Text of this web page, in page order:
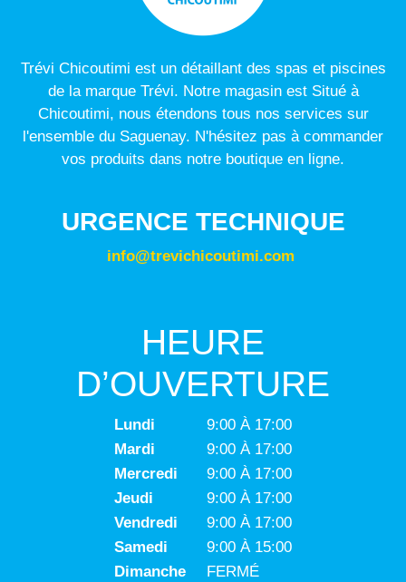
Trévi Chicoutimi est un détaillant des spas et piscines
de la marque Trévi. Notre magasin est Situé à
Chicoutimi, nous étendons tous nos services sur
l'ensemble du Saguenay. N'hésitez pas à commander
vos produits dans notre boutique en ligne.
URGENCE TECHNIQUE
info@trevichicoutimi.com
HEURE
D’OUVERTURE
Lundi
9:00 À 17:00
Mardi
9:00 À 17:00
Mercredi
9:00 À 17:00
Jeudi
9:00 À 17:00
Vendredi
9:00 À 17:00
Samedi
9:00 À 15:00
Dimanche
FERMÉ